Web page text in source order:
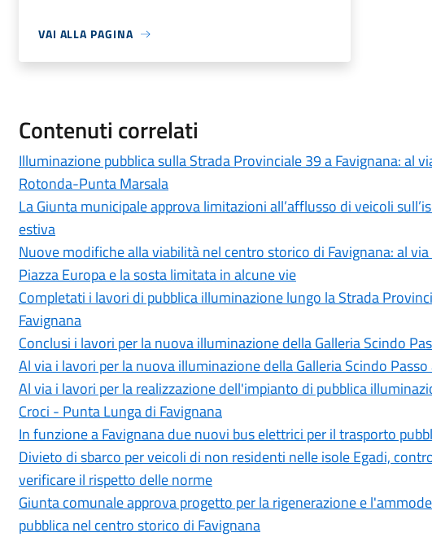
VAI ALLA PAGINA
Contenuti correlati
Illuminazione pubblica sulla Strada Provinciale 39 a Favignana: al
Rotonda-Punta Marsala
La Giunta municipale approva limitazioni all’afflusso di veicoli
estiva
Nuove modifiche alla viabilità nel centro storico di Favignana: al
Piazza Europa e la sosta limitata in alcune vie
Completati i lavori di pubblica illuminazione lungo la Strada
Favignana
Conclusi i lavori per la nuova illuminazione della Galleria Scindo
Al via i lavori per la nuova illuminazione della Galleria Scindo Passo
Al via i lavori per la realizzazione dell'impianto di pubblica
Croci - Punta Lunga di Favignana
In funzione a Favignana due nuovi bus elettrici per il trasporto
Divieto di sbarco per veicoli di non residenti nelle isole Egadi,
verificare il rispetto delle norme
Giunta comunale approva progetto per la rigenerazione e
pubblica nel centro storico di Favignana